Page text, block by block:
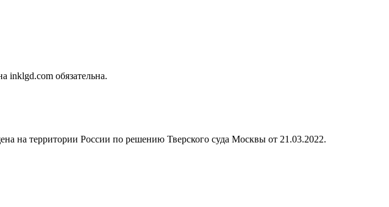
обязательна.
на территории России по решению Тверского суда Москвы от 21.03.2022.